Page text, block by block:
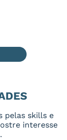
pelas skills e
interesse